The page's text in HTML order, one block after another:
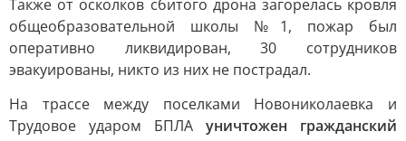
Также от осколков сбитого дрона загорелась кровля
общеобразовательной школы №1, пожар был
оперативно ликвидирован, 30 сотрудников
эвакуированы, никто из них не пострадал.
На трассе между поселками Новониколаевка и
Трудовое ударом БПЛА уничтожен гражданский